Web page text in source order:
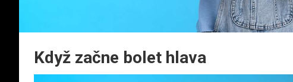
Když začne bolet hlava